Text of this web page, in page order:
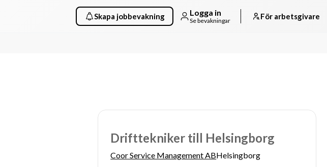
Skapa jobbevakning Logga in
Se bevakningar För arbetsgivare
Drifttekniker till Helsingborg
Coor Service Management ABHelsingborg